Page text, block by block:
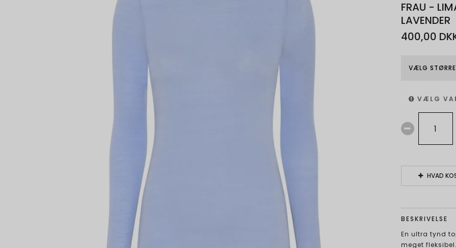
FRAU -
LAVENDER
400,00
VÆLG
VÆLG
HVAD
BESKRIVELSE
En ultra tynd
meget